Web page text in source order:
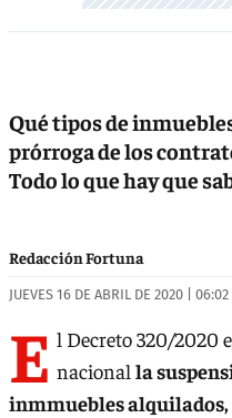
Qué tipos de
prórroga de los
Todo lo que hay que
Redacción Fortuna
JUEVES 16 DE ABRIL DE 2020 | 06:02
E l Decreto 320/2020
nacional la
inmmuebles alquilados,